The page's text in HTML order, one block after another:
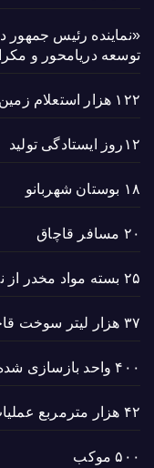
«نماینده رئیس
توسعه دریامحور و
۱۲۲ هزار استعلام زمین
۱۲روز ایستادگی تولید
۱۸ بوستان شهربانو
۲۰ مسافر قاچاق
۲۵ بسته مواد مخدر از نوع شیشه
۳۷ هزار لیتر سوخت قاچاق
۴۰۰ واحد بازسازی شده در روستاهای زلزله زده کاشمر
۴۲ هزار مترمربع عملیات آسفالت معابر
۵۰۰ موکب